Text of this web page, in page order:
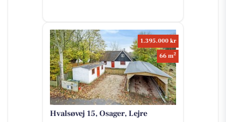
1.395.000 kr
66 m2
Hvalsøvej 15, Osager, Lejre